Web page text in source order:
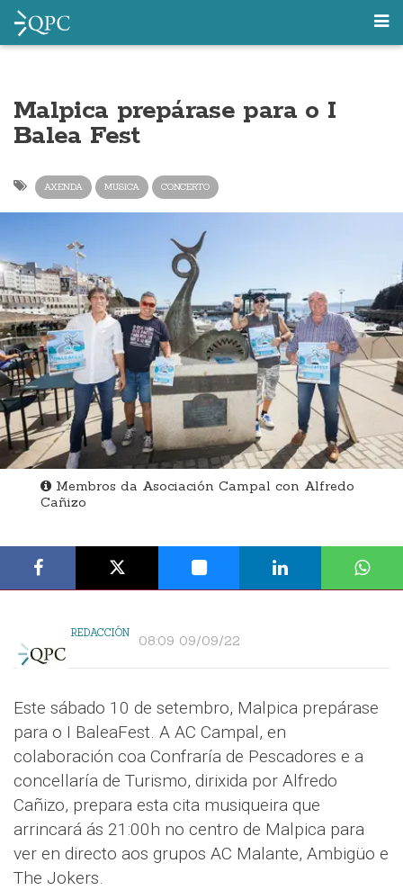
Malpica prepárase para o I
Balea Fest
AXENDA MUSICA CONCERTO
Membros da Asociación Campal con Alfredo
Cañizo
REDACCIÓN 08:09 09/09/22
Este sábado 10 de setembro, Malpica prepárase
para o I BaleaFest. A AC Campal, en
colaboración coa Confraría de Pescadores e a
concellaría de Turismo, dirixida por Alfredo
Cañizo, prepara esta cita musiqueira que
arrincará ás 21:00h no centro de Malpica para
ver en directo aos grupos AC Malante, Ambigüo e
The Jokers.